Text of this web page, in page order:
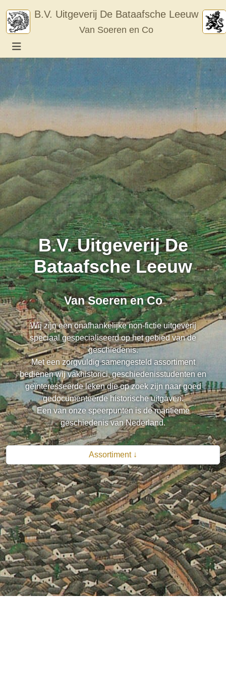
content
B.V. Uitgeverij De Bataafsche Leeuw
Van Soeren en Co
B.V. Uitgeverij De
Bataafsche Leeuw
Van Soeren en Co
Wij zijn een onafhankelijke non-fictie uitgeverij
speciaal gespecialiseerd op het gebied van de
geschiedenis.
Met een zorgvuldig samengesteld assortiment
bedienen wij vakhistorici, geschiedenisstudenten en
geïnteresseerde leken die op zoek zijn naar goed
gedocumenteerde historische uitgaven.
Een van onze speerpunten is de maritieme
geschiedenis van Nederland.
Assortiment ↓